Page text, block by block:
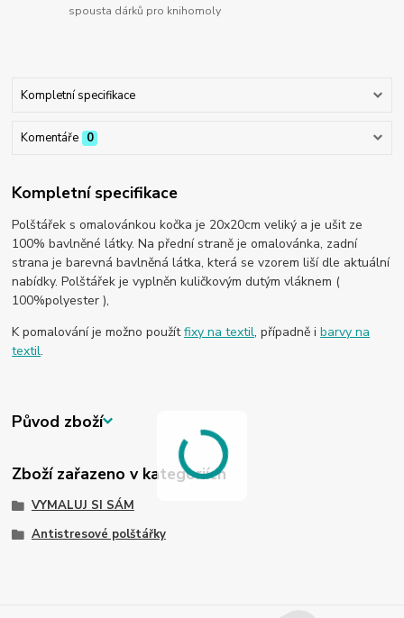
spousta dárků pro knihomoly
Kompletní specifikace
Komentáře 0
Kompletní specifikace
Polštářek s omalovánkou kočka je 20x20cm veliký a je ušit ze
100% bavlněné látky. Na přední straně je omalovánka, zadní
strana je barevná bavlněná látka, která se vzorem liší dle aktuální
nabídky. Polštářek je vyplněn kuličkovým dutým vláknem (
100%polyester ),
K pomalování je možno použítfixy na textil, případně ibarvy na
textil.
Původ zboží
Zboží zařazeno v kategoriích
VYMALUJ SI SÁM
Antistresové polštářky